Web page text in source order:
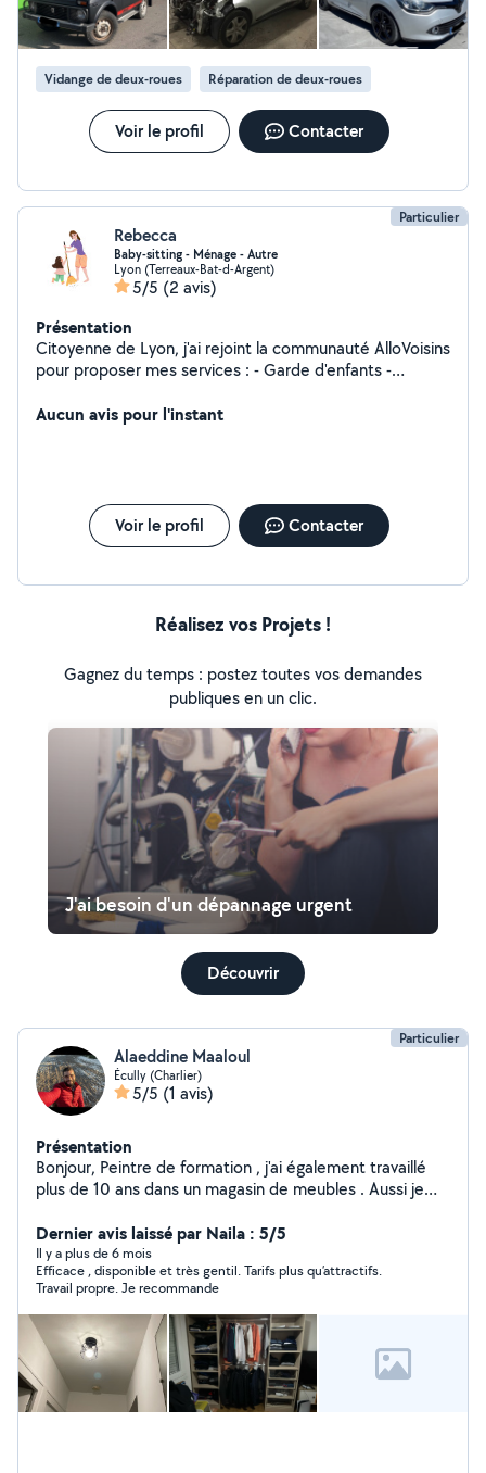
Vidange de deux-roues Réparation de deux-roues
Voir le profil Contacter
Particulier
Rebecca
Baby-sitting - Ménage - Autre
Lyon (Terreaux-Bat-d-Argent)
5/5 (2 avis)
Présentation
Citoyenne de Lyon, j'ai rejoint la communauté AlloVoisins
pour proposer mes services : - Garde d'enfants -
rédaction de documents
Aucun avis pour l'instant
Voir le profil Contacter
Réalisez vos Projets !
Gagnez du temps : postez toutes vos demandes
publiques en un clic.
J'ai besoin d'un dépannage urgent
Découvrir
Particulier
Alaeddine Maaloul
Écully (Charlier)
5/5 (1 avis)
Présentation
Bonjour, Peintre de formation , j'ai également travaillé
plus de 10 ans dans un magasin de meubles . Aussi je
votre appartement ou faire des retouches . Mais je
saurais aussi effectuer tous les petits travaux du
quotidien (tringles, réparations d'objets, pose de
cadres, luminaires et lustres, etc. N'hésitez pas à me
contacter les devis sont gratuits et mes tarifs
Dernier avis laissé par Naila : 5/5
Il y a plus de 6 mois
Efficace , disponible et très gentil. Tarifs plus qu’attractifs.
Travail propre. Je recommande